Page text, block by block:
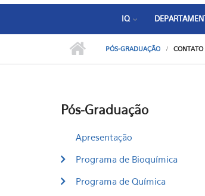
IQ
PÓS-GRADUAÇÃO CONTATO
Pós-Graduação
Apresentação
Programa de Bioquímica
Programa de Química